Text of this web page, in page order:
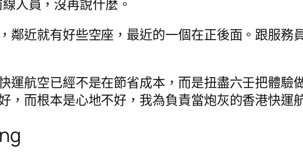
人員，沒再說什麼。
鄰近就有好些空座，最近的一個在正後面。跟服務
運航空已經不是在節省成本，而是扭盡六壬把體驗
，而根本是心地不好，我為負責當炮灰的香港快運